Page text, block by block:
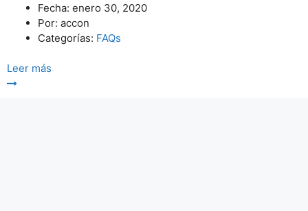
Fecha: enero 30, 2020
Por: accon
Categorías: FAQs
Leer más